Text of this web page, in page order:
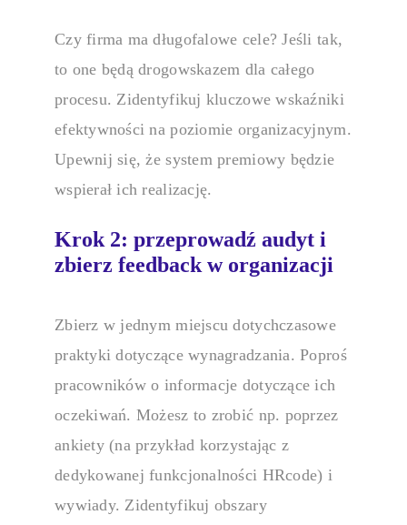
Czy firma ma długofalowe cele? Jeśli tak,
to one będą drogowskazem dla całego
procesu. Zidentyfikuj kluczowe wskaźniki
efektywności na poziomie organizacyjnym.
Upewnij się, żesystem premiowy będzie
wspierał ich realizację.
Krok 2: przeprowadź audyt i
zbierz feedback w organizacji
Zbierz w jednym miejscu dotychczasowe
praktyki dotyczące wynagradzania. Poproś
pracowników o informacje dotyczące ich
oczekiwań. Możesz to zrobić np. poprzez
ankiety (na przykład korzystając z
dedykowanej funkcjonalności HRcode) i
wywiady. Zidentyfikuj obszary